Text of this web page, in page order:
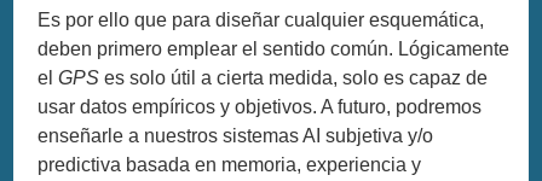
Es por ello que para diseñar cualquier esquemática,
deben primero emplear el sentido común. Lógicamente
elGPS es solo útil a cierta medida, solo es capaz de
usar datos empíricos y objetivos. A futuro, podremos
enseñarle a nuestros sistemas AI subjetiva y/o
predictiva basada en memoria, experiencia y